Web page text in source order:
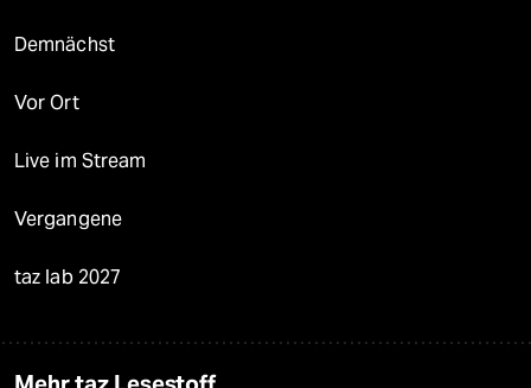
Demnächst
Vor Ort
Live im Stream
Vergangene
taz lab 2027